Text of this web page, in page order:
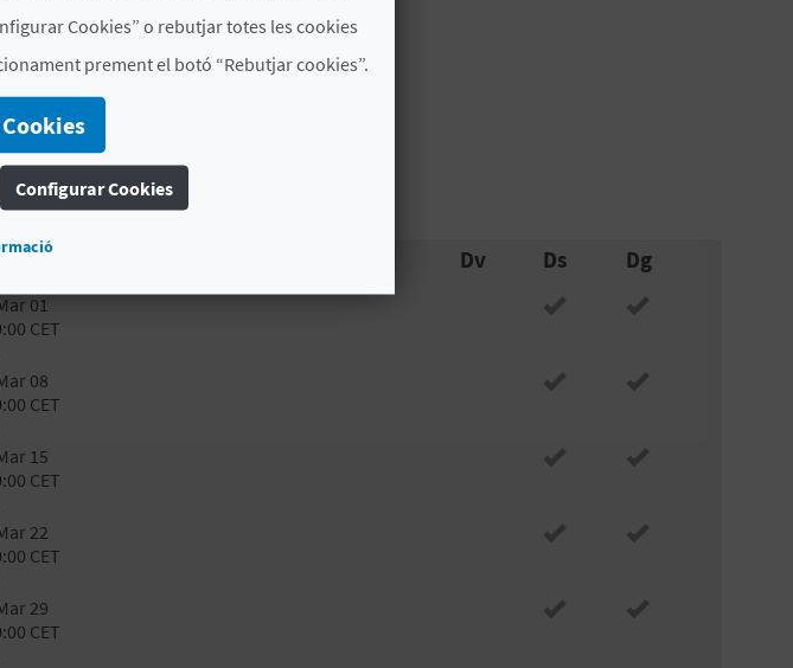
en urbanización Mil Palmeras.
fi Dv Ds Dg
01
CET
08
CET
15
CET
22
CET
29
CET
Cookies” o rebutjar totes les cookies
prement el botó “Rebutjar cookies”.
Configurar Cookies